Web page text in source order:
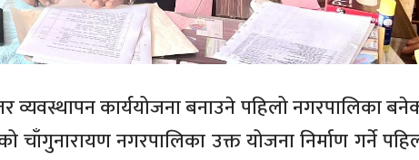
व्यवस्थापन कार्ययोजना बनाउने पहिलो नगरपालिका
नगरपालिका उक्त योजना निर्माण गर्ने